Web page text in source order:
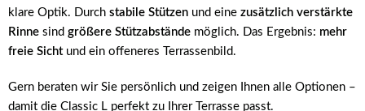
klare Optik. Durch stabile Stützen und eine zusätzlich verstärkte
Rinne sind größere Stützabstände möglich. Das Ergebnis: mehr
freie Sichtund ein offeneres Terrassenbild.
Gern beraten wir Sie persönlich und zeigen Ihnen alle Optionen –
damit die Classic L perfekt zu Ihrer Terrasse passt.